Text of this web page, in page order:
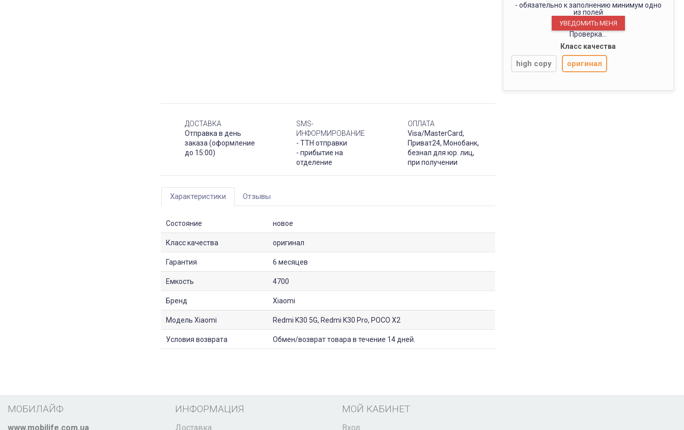
- обязательно к заполнению минимум одно
из полей
Проверка...
Класс качества
high copy оригинал
ДОСТАВКА
Отправка в день
заказа (оформление
до 15:00)
SMS-
ИНФОРМИРОВАНИЕ
- ТТН отправки
- прибытие на
отделение
ОПЛАТА
Visa/MasterCard,
Приват24, Монобанк,
безнал для юр. лиц,
при получении
Характеристики Отзывы
Состояние новое
Класс качества оригинал
Гарантия 6 месяцев
Емкость 4700
Бренд Xiaomi
Модель Xiaomi Redmi K30 5G, Redmi K30 Pro, POCO X2
Условия возврата Обмен/возврат товара в течение 14 дней.
МОБИЛАЙФ
www.mobilife.com.ua
ИНФОРМАЦИЯ
Доставка
МОЙ КАБИНЕТ
Вход